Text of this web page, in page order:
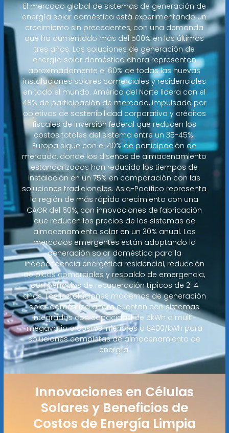
El mercado global de sistemas de generación de
energía solar doméstica está experimentando un
crecimiento sin precedentes, con una demanda
que ha aumentado más del 500% en los últimos
tres años. Las soluciones de generación de
energía solar doméstica ahora representan
aproximadamente el 60% de todas las nuevas
instalaciones solares comerciales y residenciales
en todo el mundo. América del Norte lidera con el
48% de participación de mercado, impulsada por
objetivos de sostenibilidad corporativa y créditos
fiscales de inversión federal que reducen los
costos totales del sistema entre un 35-45%.
Europa sigue con el 40% de participación de
mercado, donde los diseños de almacenamiento
estandarizados han reducido los tiempos de
instalación en un 75% en comparación con las
soluciones tradicionales. Asia-Pacífico representa
la región de más rápido crecimiento con una
CAGR del 60%, con innovaciones de fabricación
que reducen los precios de los sistemas de
almacenamiento solar en un 30% anual. Los
mercados emergentes están adoptando la
generación solar doméstica para la
independencia energética residencial, reducción
de picos comerciales y respaldo de emergencia,
con períodos de recuperación típicos de 2-4
años. Las instalaciones modernas de generación
solar doméstica ahora cuentan con sistemas
integrados con capacidad de 5kWh a multi-
megavatio a costos inferiores a $400/kWh para
soluciones completas de almacenamiento de
energía.
Innovaciones en Células
Solares y Beneficios de
Costos de Energía Limpia